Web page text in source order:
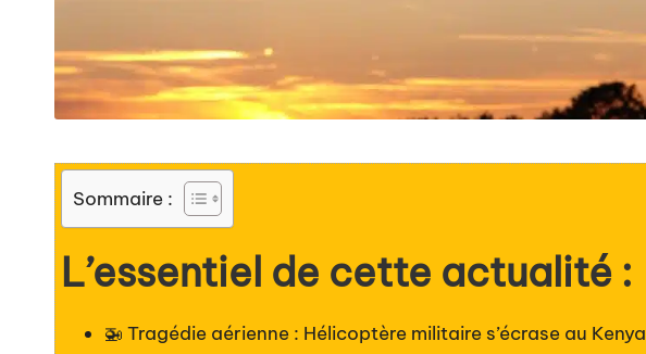
Sommaire :
L’essentiel de cette actualité :
🚁 Tragédie aérienne : Hélicoptère militaire s’écrase au Kenya